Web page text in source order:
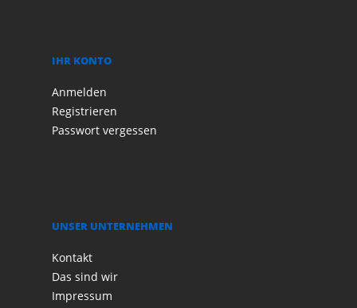
IHR KONTO
Anmelden
Registrieren
Passwort vergessen
UNSER UNTERNEHMEN
Kontakt
Das sind wir
Impressum